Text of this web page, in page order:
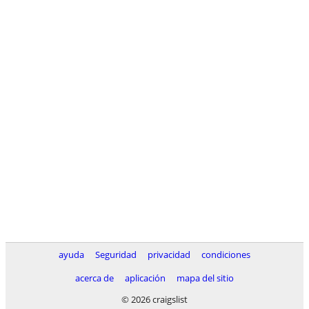
ayuda Seguridad privacidad
condiciones
acerca de
aplicación
mapa del sitio
© 2026 craigslist